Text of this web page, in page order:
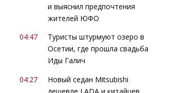
и выяснил предпочтения
жителей ЮФО
04:47
Туристы штурмуют озеро в
Осетии, где прошла свадьба
Иды Галич
04:27
Новый седан Mitsubishi
дешевле LADA и китайцев